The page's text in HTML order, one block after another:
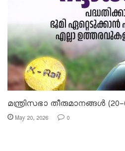
മന്ത്രിസഭാ തീരുമാനങ്ങൾ (20-
May 20, 2026 0